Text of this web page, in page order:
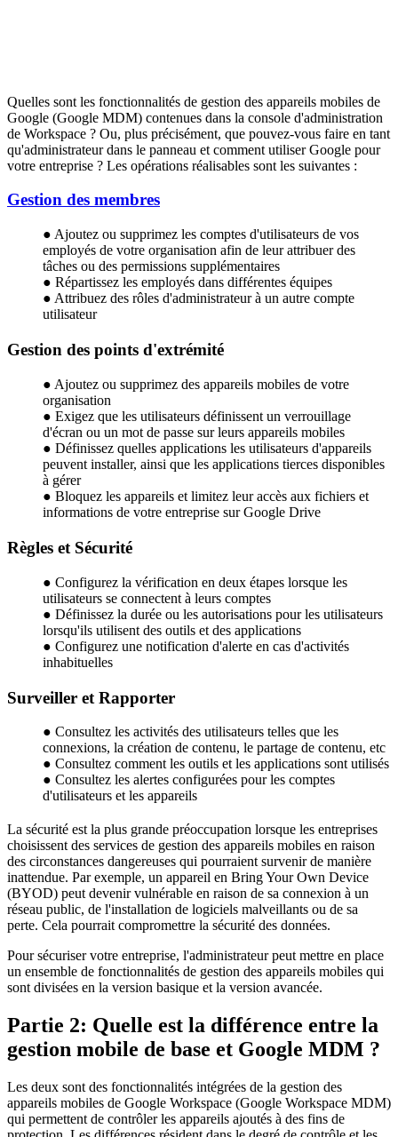
Quelles sont les fonctionnalités de gestion des appareils mobiles de
Google (Google MDM) contenues dans la console d'administration
de Workspace ? Ou, plus précisément, que pouvez-vous faire en tant
qu'administrateur dans le panneau et comment utiliser Google pour
votre entreprise ? Les opérations réalisables sont les suivantes :
Gestion des membres
● Ajoutez ou supprimez les comptes d'utilisateurs de vos
employés de votre organisation afin de leur attribuer des
tâches ou des permissions supplémentaires
● Répartissez les employés dans différentes équipes
● Attribuez des rôles d'administrateur à un autre compte
utilisateur
Gestion des points d'extrémité
● Ajoutez ou supprimez des appareils mobiles de votre
organisation
● Exigez que les utilisateurs définissent un verrouillage
d'écran ou un mot de passe sur leurs appareils mobiles
● Définissez quelles applications les utilisateurs d'appareils
peuvent installer, ainsi que les applications tierces disponibles
à gérer
● Bloquez les appareils et limitez leur accès aux fichiers et
informations de votre entreprise sur Google Drive
Règles et Sécurité
● Configurez la vérification en deux étapes lorsque les
utilisateurs se connectent à leurs comptes
● Définissez la durée ou les autorisations pour les utilisateurs
lorsqu'ils utilisent des outils et des applications
● Configurez une notification d'alerte en cas d'activités
inhabituelles
Surveiller et Rapporter
● Consultez les activités des utilisateurs telles que les
connexions, la création de contenu, le partage de contenu, etc
● Consultez comment les outils et les applications sont utilisés
● Consultez les alertes configurées pour les comptes
d'utilisateurs et les appareils
La sécurité est la plus grande préoccupation lorsque les entreprises
choisissent des services de gestion des appareils mobiles en raison
des circonstances dangereuses qui pourraient survenir de manière
inattendue. Par exemple, un appareil en Bring Your Own Device
(BYOD) peut devenir vulnérable en raison de sa connexion à un
réseau public, de l'installation de logiciels malveillants ou de sa
perte. Cela pourrait compromettre la sécurité des données.
Pour sécuriser votre entreprise, l'administrateur peut mettre en place
un ensemble de fonctionnalités de gestion des appareils mobiles qui
sont divisées en la version basique et la version avancée.
Partie 2: Quelle est la différence entre la
gestion mobile de base et Google MDM ?
Les deux sont des fonctionnalités intégrées de la gestion des
appareils mobiles de Google Workspace (Google Workspace MDM)
qui permettent de contrôler les appareils ajoutés à des fins de